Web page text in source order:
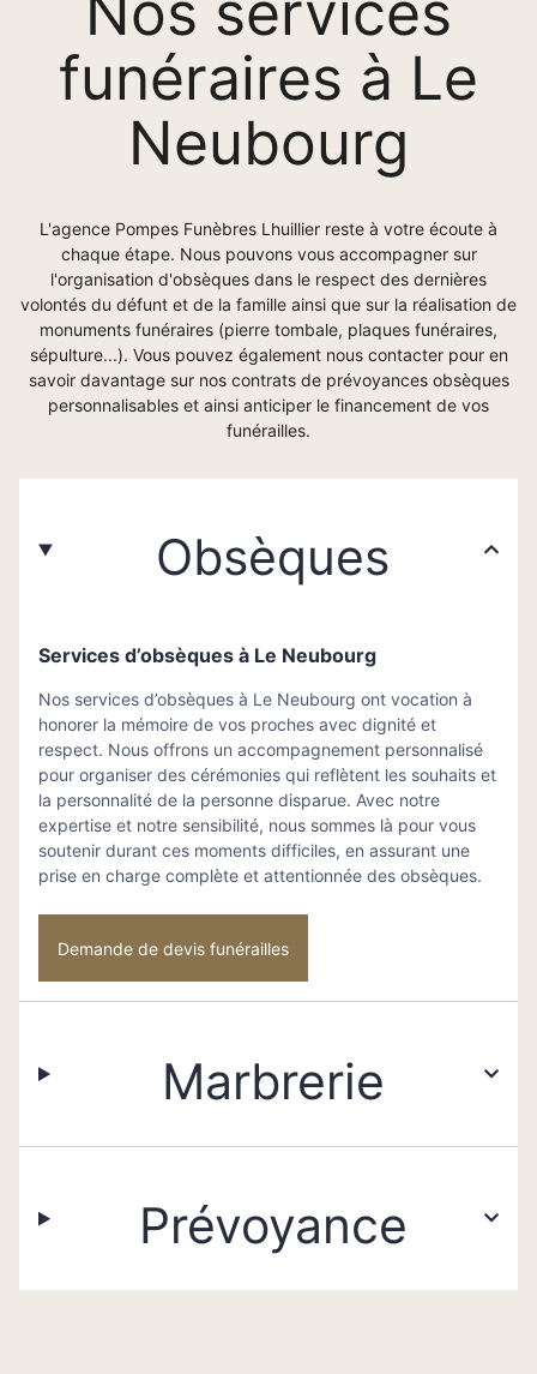
funéraires à Le
Neubourg
L'agence Pompes Funèbres Lhuillier reste à votre écoute à
chaque étape. Nous pouvons vous accompagner sur
l'organisation d'obsèques dans le respect des dernières
volontés du défunt et de la famille ainsi que sur la réalisation de
monuments funéraires (pierre tombale, plaques funéraires,
sépulture...). Vous pouvez également nous contacter pour en
savoir davantage sur nos contrats de prévoyances obsèques
personnalisables et ainsi anticiper le financement de vos
funérailles.
Obsèques
Services d’obsèques à Le Neubourg
Nos services d’obsèques à Le Neubourg ont vocation à
honorer la mémoire de vos proches avec dignité et
respect. Nous offrons un accompagnement personnalisé
pour organiser des cérémonies qui reflètent les souhaits et
la personnalité de la personne disparue. Avec notre
expertise et notre sensibilité, nous sommes là pour vous
soutenir durant ces moments difficiles, en assurant une
prise en charge complète et attentionnée des obsèques.
Demande de devis funérailles
Marbrerie
Prévoyance